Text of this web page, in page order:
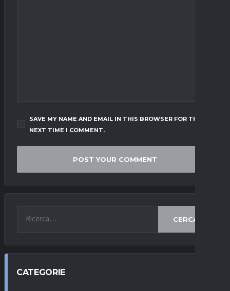
SAVE MY NAME AND EMAIL IN THIS BROWSER FOR THE
NEXT TIME I COMMENT.
CERCA
CATEGORIE